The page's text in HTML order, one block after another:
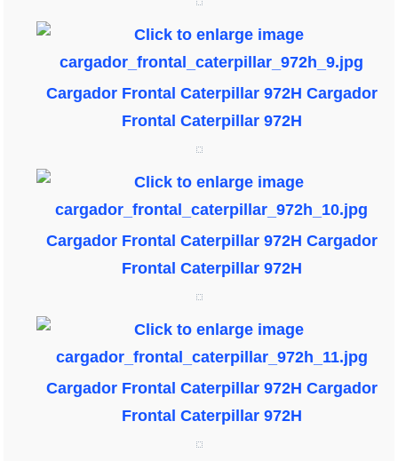
Cargador Frontal Caterpillar 972H Cargador
Frontal Caterpillar 972H
Cargador Frontal Caterpillar 972H Cargador
Frontal Caterpillar 972H
Cargador Frontal Caterpillar 972H Cargador
Frontal Caterpillar 972H